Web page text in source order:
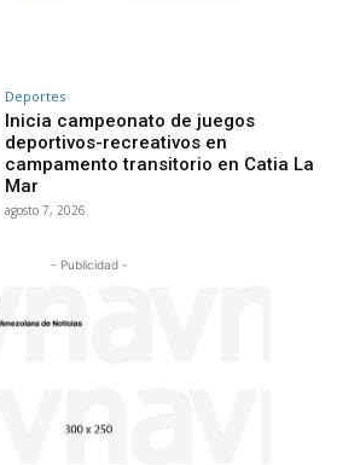
Deportes
Inicia campeonato de juegos
deportivos-recreativos en
campamento transitorio en Catia La
Mar
agosto 7, 2026
- Publicidad -